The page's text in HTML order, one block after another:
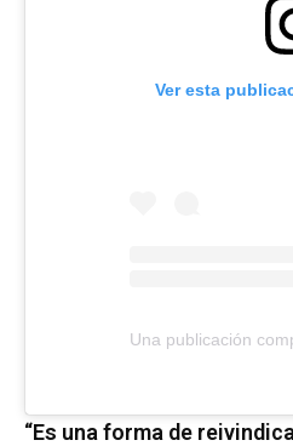
Ver esta
“Es una forma de